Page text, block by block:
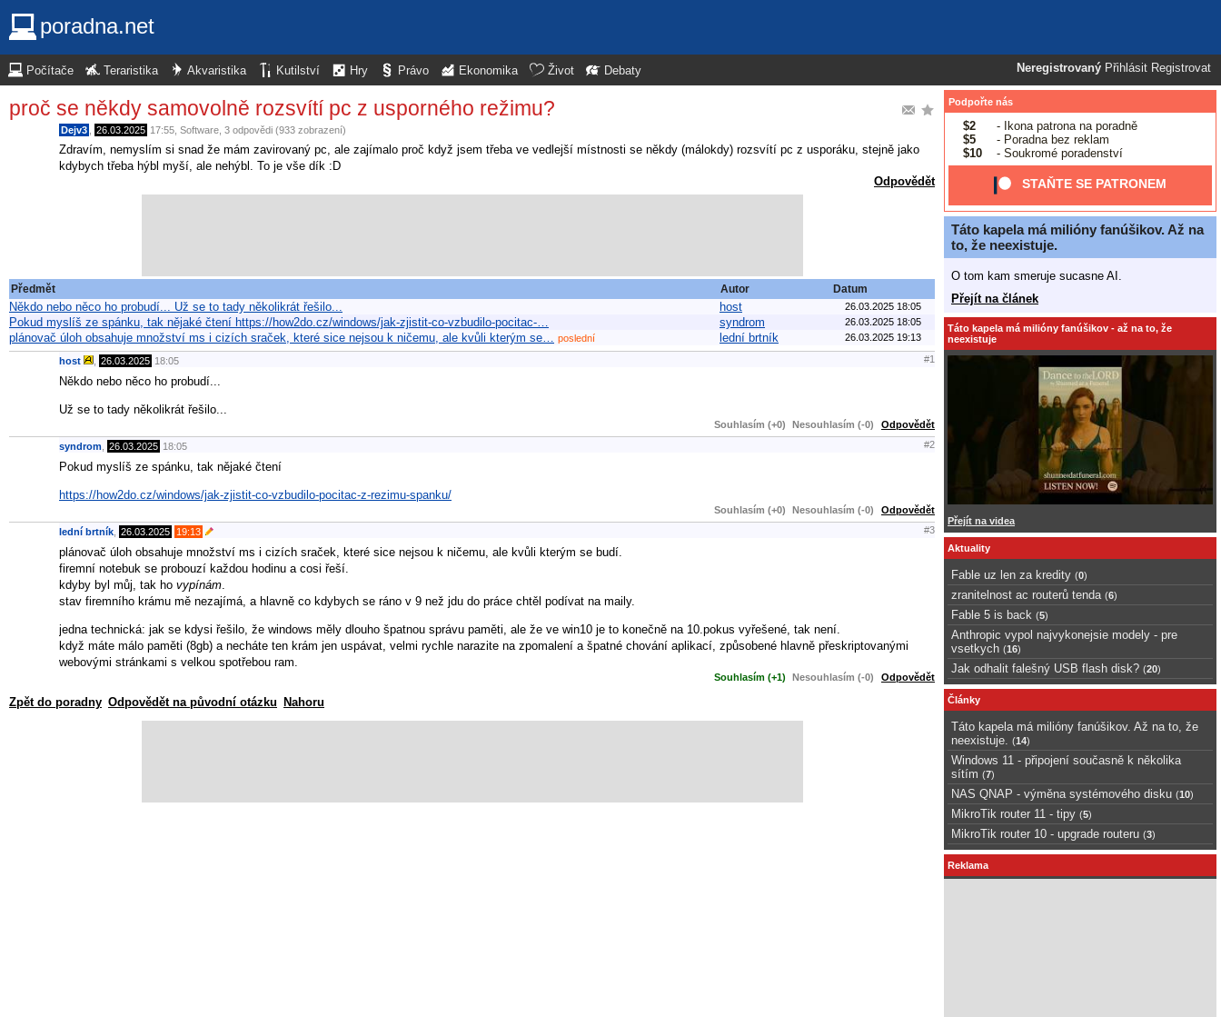
poradna.net
Neregistrovaný Přihlásit Registrovat
Počítače Teraristika Akvaristika Kutilství Hry Právo Ekonomika Život Debaty
proč se někdy samovolně rozsvítí pc z usporného režimu?
Dejv3 26.03.2025 17:55 Software , 3 odpovědi (933 zobrazení)
Zdravím, nemyslím si snad že mám zavirovaný pc, ale zajímalo proč když jsem třeba ve vedlejší místnosti se někdy (málokdy) rozsvítí pc z usporáku, stejně jako
kdybych třeba hýbl myší, ale nehýbl. To je vše dík :D
Odpovědět
Předmět Autor Datum
Někdo nebo něco ho probudí... Už se to tady několikrát řešilo... host 26.03.2025 18:05
Pokud myslíš ze spánku, tak nějaké čtení https://how2do.cz/windows/jak-zjistit-co-vzbudilo-pocitac-… syndrom 26.03.2025 18:05
plánovač úloh obsahuje množství ms i cizích sraček, které sice nejsou k ničemu, ale kvůli kterým se… poslední lední brtník 26.03.2025 19:13
host 26.03.2025 18:05 #1
Někdo nebo něco ho probudí...
Už se to tady několikrát řešilo...
Souhlasím (+0) Nesouhlasím (-0) Odpovědět
syndrom 26.03.2025 18:05 #2
Pokud myslíš ze spánku, tak nějaké čtení
https://how2do.cz/windows/jak-zjistit-co-vzbudilo-pocitac-z-rezimu-spanku/
Souhlasím (+0) Nesouhlasím (-0) Odpovědět
lední brtník 26.03.2025 19:13 #3
plánovač úloh obsahuje množství ms i cizích sraček, které sice nejsou k ničemu, ale kvůli kterým se budí.
firemní notebuk se probouzí každou hodinu a cosi řeší.
kdyby byl můj, tak ho vypínám
stav firemního krámu mě nezajímá, a hlavně co kdybych se ráno v 9 než jdu do práce chtěl podívat na maily.
jedna technická: jak se kdysi řešilo, že windows měly dlouho špatnou správu paměti, ale že ve win10 je to konečně na 10.pokus vyřešené, tak není.
když máte málo paměti (8gb) a necháte ten krám jen uspávat, velmi rychle narazite na zpomalení a špatné chování aplikací, způsobené hlavně přeskriptovanými
webovými stránkami s velkou spotřebou ram.
Souhlasím (+1) Nesouhlasím (-0) Odpovědět
Zpět do poradny Odpovědět na původní otázku Nahoru
Podpořte nás
$2
- Ikona patrona na poradně
$5
- Poradna bez reklam
$10
- Soukromé poradenství
STAŇTE SE PATRONEM
Táto kapela má milióny fanúšikov. Až na
to, že neexistuje.
O tom kam smeruje sucasne AI.
Přejít na článek
Táto kapela má milióny fanúšikov - až na to, že
neexistuje
Přejít na videa
Aktuality
Fable uz len za kredity (0)
zranitelnost ac routerů tenda (6)
Fable 5 is back (5)
Anthropic vypol najvykonejsie modely - pre
vsetkych (16)
Jak odhalit falešný USB flash disk? (20)
Články
Táto kapela má milióny fanúšikov. Až na to, že
neexistuje.
(14)
Windows 11 - připojení současně k několika
sítím (7)
NAS QNAP - výměna systémového disku (10)
MikroTik router 11 - tipy (5)
MikroTik router 10 - upgrade routeru (3)
Reklama